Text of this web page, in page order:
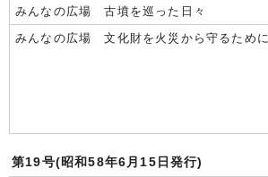
みんなの広場 古墳を巡った日々
みんなの広場 文化財を火災から守るために
第19号(昭和58年6月15日発行)